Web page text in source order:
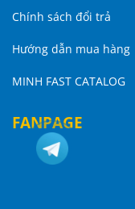
Chính sách đổi trả
Hướng dẫn mua hàng
MINH FAST CATALOG
FANPAGE